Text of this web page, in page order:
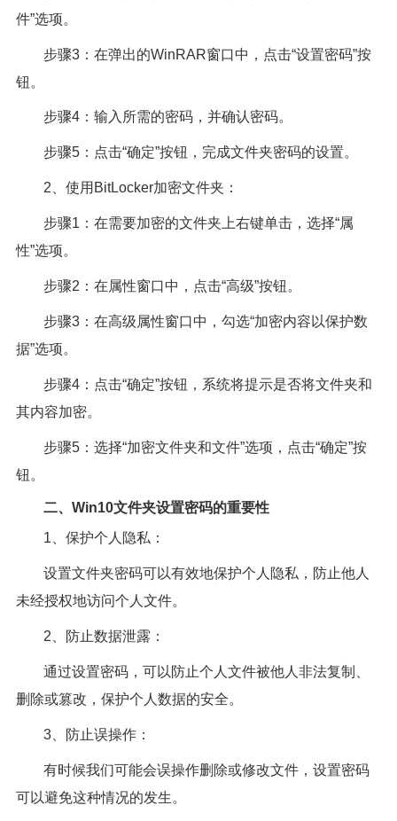
件”选项。
步骤3：在弹出的WinRAR窗口中，点击“设置密码”按
钮。
步骤4：输入所需的密码，并确认密码。
步骤5：点击“确定”按钮，完成文件夹密码的设置。
2、使用BitLocker加密文件夹：
步骤1：在需要加密的文件夹上右键单击，选择“属
性”选项。
步骤2：在属性窗口中，点击“高级”按钮。
步骤3：在高级属性窗口中，勾选“加密内容以保护数
据”选项。
步骤4：点击“确定”按钮，系统将提示是否将文件夹和
其内容加密。
步骤5：选择“加密文件夹和文件”选项，点击“确定”按
钮。
二、Win10文件夹设置密码的重要性
1、保护个人隐私：
设置文件夹密码可以有效地保护个人隐私，防止他人
未经授权地访问个人文件。
2、防止数据泄露：
通过设置密码，可以防止个人文件被他人非法复制、
删除或篡改，保护个人数据的安全。
3、防止误操作：
有时候我们可能会误操作删除或修改文件，设置密码
可以避免这种情况的发生。